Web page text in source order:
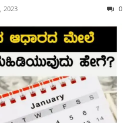
2023 0